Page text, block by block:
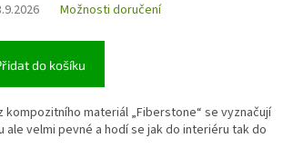
Možnosti doručení
do košíku
materiál „Fiberstone“ se vyznačují
ale velmi pevné a hodí se jak do interiéru tak do